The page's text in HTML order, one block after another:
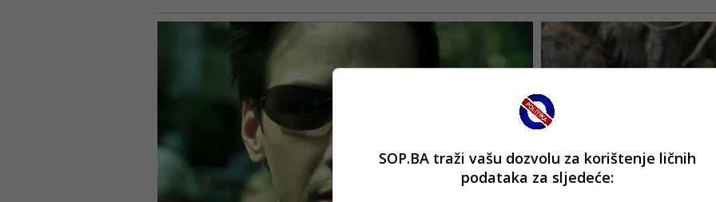
SOP.BA traži vašu dozvolu za korištenje ličnih
podataka za sljedeće: